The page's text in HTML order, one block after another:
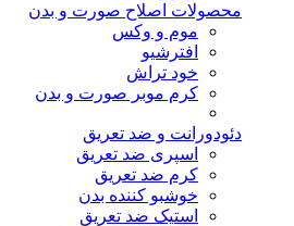
محصولات اصلاح صورت و بدن
موم و وکس
افترشیو
خود تراش
کرم موبر صورت و بدن
دئودورانت و ضد تعریق
اسپری ضد تعریق
کرم ضد تعریق
خوشبو کننده بدن
استیک ضد تعریق